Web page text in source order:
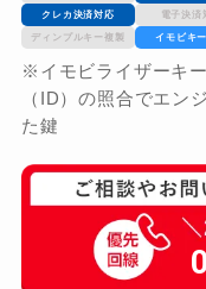
クレカ決済対応 電子決済
ディンプルキー複製 イモビキ
※イモビライザーキ
（ID）の照合でエン
た鍵